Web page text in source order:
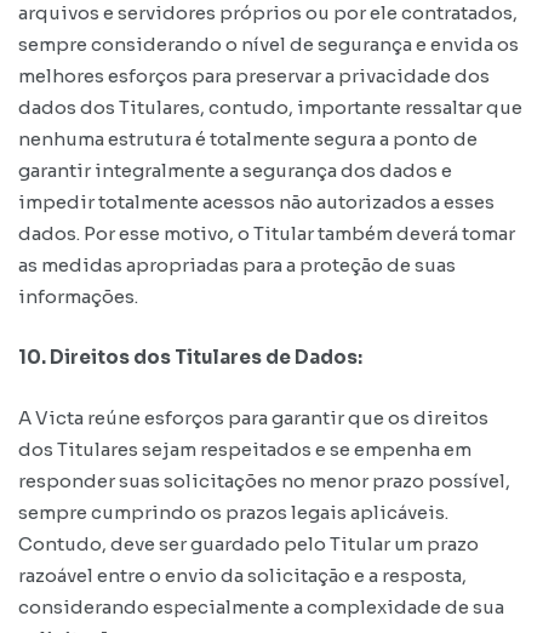
arquivos e servidores próprios ou por ele contratados,
sempre considerando o nível de segurança e envida os
melhores esforços para preservar a privacidade dos
dados dos Titulares, contudo, importante ressaltar que
nenhuma estrutura é totalmente segura a ponto de
garantir integralmente a segurança dos dados e
impedir totalmente acessos não autorizados a esses
dados. Por esse motivo, o Titular também deverá tomar
as medidas apropriadas para a proteção de suas
informações.
10. Direitos dos Titulares de Dados:
A Victa reúne esforços para garantir que os direitos
dos Titulares sejam respeitados e se empenha em
responder suas solicitações no menor prazo possível,
sempre cumprindo os prazos legais aplicáveis.
Contudo, deve ser guardado pelo Titular um prazo
razoável entre o envio da solicitação e a resposta,
considerando especialmente a complexidade de sua